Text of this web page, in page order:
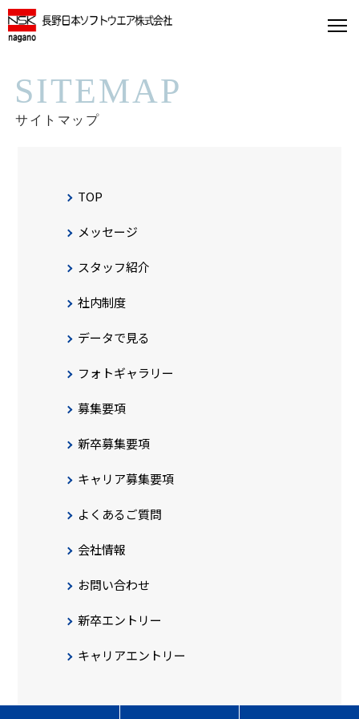
SITEMAP
サイトマップ
TOP
メッセージ
スタッフ紹介
社内制度
データで見る
フォトギャラリー
募集要項
新卒募集要項
キャリア募集要項
よくあるご質問
会社情報
お問い合わせ
新卒エントリー
キャリアエントリー